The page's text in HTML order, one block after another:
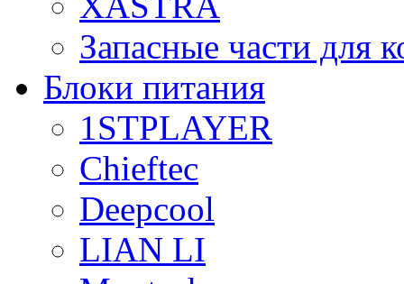
Запасные части для
Блоки питания
1STPLAYER
Chieftec
Deepcool
LIAN LI